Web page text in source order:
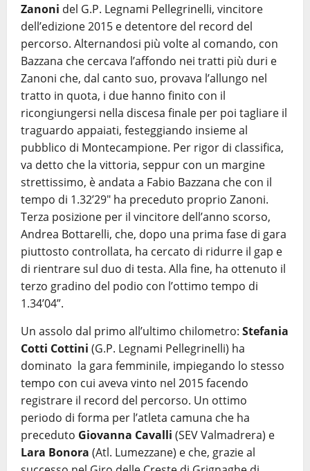
Zanoni del G.P. Legnami Pellegrinelli, vincitore
dell’edizione 2015 e detentore del record del
percorso. Alternandosi più volte al comando, con
Bazzana che cercava l’affondo nei tratti più duri e
Zanoni che, dal canto suo, provava l’allungo nel
tratto in quota, i due hanno finito con il
ricongiungersi nella discesa finale per poi tagliare il
traguardo appaiati, festeggiando insieme al
pubblico di Montecampione. Per rigor di classifica,
va detto che la vittoria, seppur con un margine
strettissimo, è andata a Fabio Bazzana che con il
tempo di 1.32’29″ ha preceduto proprio Zanoni.
Terza posizione per il vincitore dell’anno scorso,
Andrea Bottarelli, che, dopo una prima fase di gara
piuttosto controllata, ha cercato di ridurre il gap e
di rientrare sul duo di testa. Alla fine, ha ottenuto il
terzo gradino del podio con l’ottimo tempo di
1.34’04”.
Un assolo dal primo all’ultimo chilometro: Stefania
Cotti Cottini (G.P. Legnami Pellegrinelli) ha
dominato la gara femminile, impiegando lo stesso
tempo con cui aveva vinto nel 2015 facendo
registrare il record del percorso. Un ottimo
periodo di forma per l’atleta camuna che ha
preceduto Giovanna Cavalli (SEV Valmadrera) e
Lara Bonora (Atl. Lumezzane) e che, grazie al